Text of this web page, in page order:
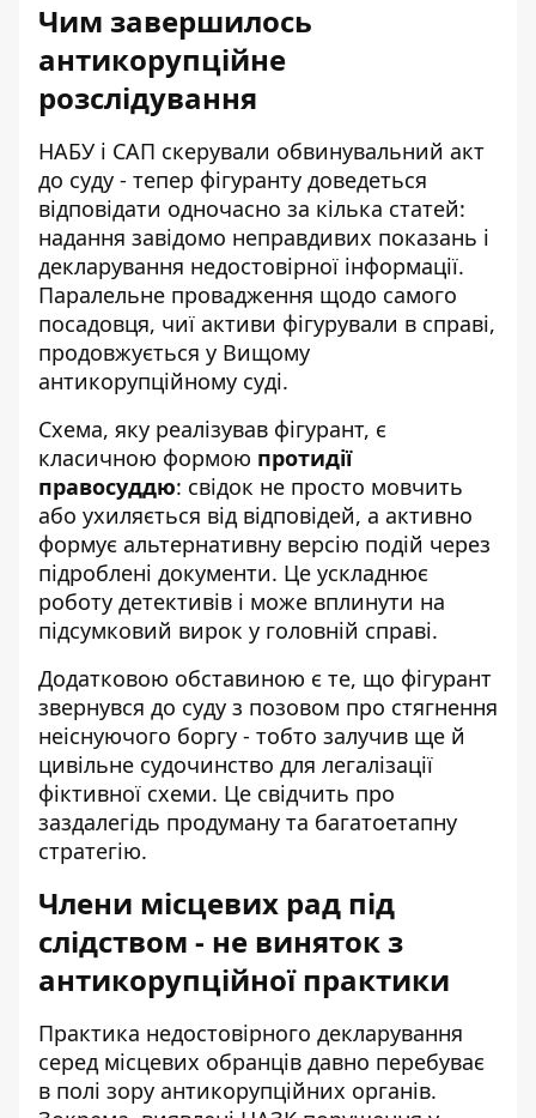
Чим завершилось
антикорупційне
розслідування
НАБУ і САП скерували обвинувальний акт
до суду - тепер фігуранту доведеться
відповідати одночасно за кілька статей:
надання завідомо неправдивих показань і
декларування недостовірної інформації.
Паралельне провадження щодо самого
посадовця, чиї активи фігурували в справі,
продовжується у Вищому
антикорупційному суді.
Схема, яку реалізував фігурант, є
класичною формою протидії
правосуддю: свідок не просто мовчить
або ухиляється від відповідей, а активно
формує альтернативну версію подій через
підроблені документи. Це ускладнює
роботу детективів і може вплинути на
підсумковий вирок у головній справі.
Додатковою обставиною є те, що фігурант
звернувся до суду з позовом про стягнення
неіснуючого боргу - тобто залучив ще й
цивільне судочинство для легалізації
фіктивної схеми. Це свідчить про
заздалегідь продуману та багатоетапну
стратегію.
Члени місцевих рад під
слідством - не виняток з
антикорупційної практики
Практика недостовірного декларування
серед місцевих обранців давно перебуває
в полі зору антикорупційних органів.